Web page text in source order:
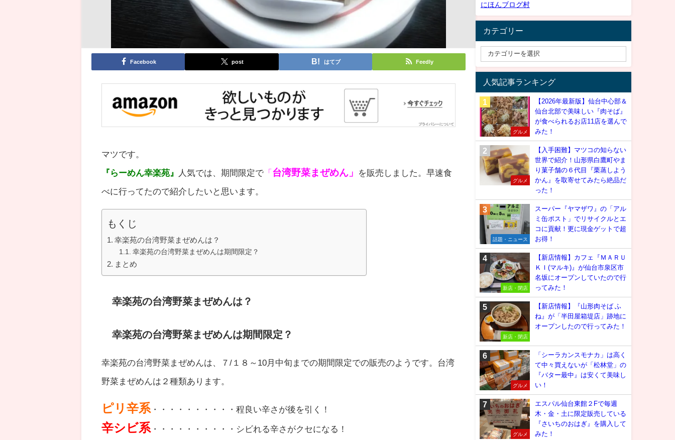
Facebook post はてブ Feedly
マツです。
『らーめん幸楽苑』 人気では、期間限定で 「 台湾野菜まぜめん」 を販売しました。早速食
べに行ってたので紹介したいと思います。
もくじ
幸楽苑の台湾野菜まぜめんは？
幸楽苑の台湾野菜まぜめんは期間限定？
まとめ
幸楽苑の台湾野菜まぜめんは？
幸楽苑の台湾野菜まぜめんは期間限定？
幸楽苑の台湾野菜まぜめんは、７/１８～10月中旬までの期間限定での販売のようです。台湾
野菜まぜめんは２種類あります。
ピリ辛系 ・・・・・・・・・・程良い辛さが後を引く！
辛シビ系 ・・・・・・・・・・シビれる辛さがクセになる！
にほんブログ村
カテゴリー
人気記事ランキング
グルメ
【2026年最新版】仙台中心部＆
仙台北部で美味しい『肉そば』
が食べられるお店11店を選んで
みた！
グルメ
【入手困難】マツコの知らない
世界で紹介！山形県白鷹町やま
り菓子舗の６代目『栗蒸しよう
かん』を取寄せてみたら絶品だ
った！
話題・ニュース
スーパー『ヤマザワ』の「アル
ミ缶ポスト」でリサイクルとエ
コに貢献！更に現金ゲットで超
お得！
新店・閉店
【新店情報】カフェ『ＭＡＲＵ
ＫＩ(マルキ)』が仙台市泉区市
名坂にオープンしていたので行
ってみた！
新店・閉店
【新店情報】『山形肉そば ふ
ね』が「半田屋箱堤店」跡地に
オープンしたので行ってみた！
グルメ
「シーラカンスモナカ」は高く
て中々買えないが「松林堂」の
『バター最中』は安くて美味し
い！
グルメ
エスパル仙台東館２Fで毎週
木・金・土に限定販売している
『さいちのおはぎ』を購入して
みた！